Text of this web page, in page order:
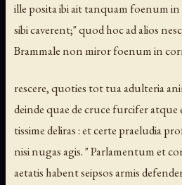
ille posita ibi ait tanquam foenum
sibi caverent;" quod hoc ad alios
Brammale non miror foenum in
rescere, quoties tot tua adulteria
deinde quae de cruce furcifer atque
tissime deliras : et certe praeludia
nisi nugas agis. " Parlamentum et
aetatis habent seipsos armis